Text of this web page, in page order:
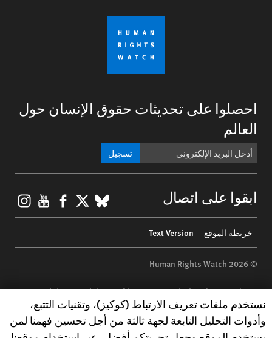
احصلوا على تحديثات حقوق الإنسان حول
العالم
تسجيل
ابقوا على اتصال BlueSky
X
menu
خريطة الموقع Text Version
© 2026 Human Rights Watch
Human Rights Watch| 350 Fifth Avenue, 34th Floor | New York,NY
10118-3299 USA|t 1.212.290.4700
Human Rights Watchis a 501(C)(3) nonprofit registered in the US
Human Rights Watch cookie preferences
نستخدم ملفات تعريف الارتباط (كوكيز)، وتقنيات التتبع،
وأدوات التحليل التابعة لجهة ثالثة من أجل تحسين فهمنا لمن